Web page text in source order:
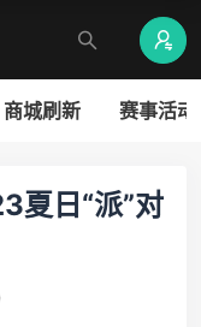
商城刷新 赛事活动
夏日“派”对